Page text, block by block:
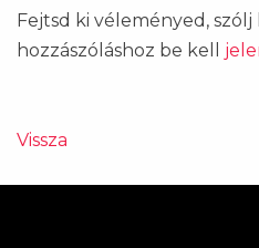
Fejtsd ki véleményed, szólj
hozzászóláshoz be kell
Vissza